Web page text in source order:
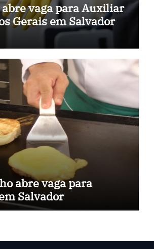
vaga para Auxiliar
Gerais em Salvador
abre vaga para
Salvador